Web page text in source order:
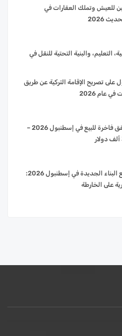
للعيش وتملك العقارات في
2026
التعليم، والبنية التحتية للنقل في
على تصريح الإقامة التركية عن طريق
عام 2026
أفضل 10 شقق فاخرة للبيع في إسطنبول 2026 –
أفضل مشاريع البناء الجديدة في إسطنبول 2026:
على الخارطة